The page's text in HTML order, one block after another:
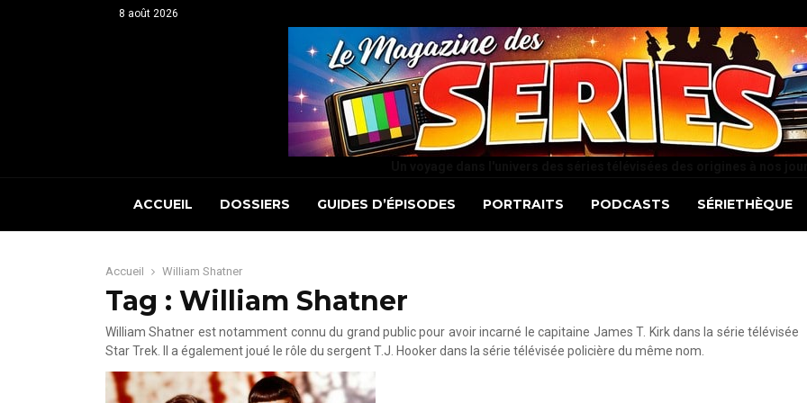
8 août 2026
ACCUEIL DOSSIERS GUIDES D’ÉPISODES PORTRAITS PODCASTS SÉRIETHÈQUE
Accueil William Shatner
Tag : William Shatner
William Shatner est notamment connu du grand public pour avoir incarné le capitaine James T. Kirk dans la série télévisée
Star Trek. Il a également joué le rôle du sergent T.J. Hooker dans la série télévisée policière du même nom.